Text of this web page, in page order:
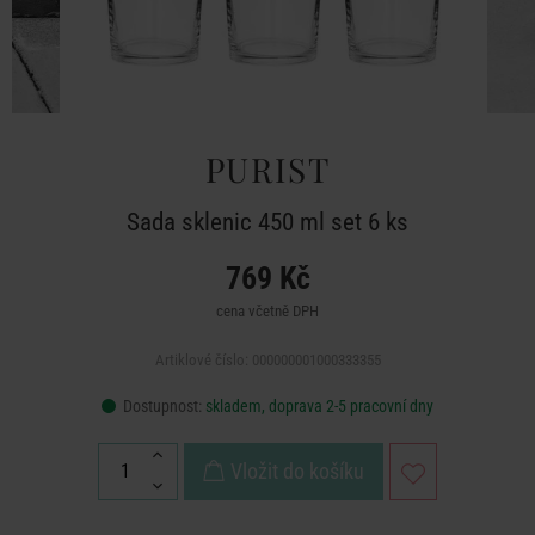
PURIST
Sada sklenic 450 ml set 6 ks
769 Kč
cena včetně DPH
Dostupnost: skladem, doprava 2-5 pracovní dny
Vložit do košíku